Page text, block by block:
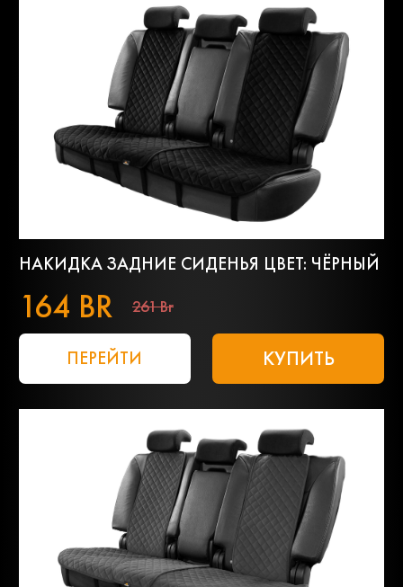
НАКИДКА ЗАДНИЕ СИДЕНЬЯ ЦВЕТ: ЧЁРНЫЙ
164 BR 261 Br
ПЕРЕЙТИ КУПИТЬ